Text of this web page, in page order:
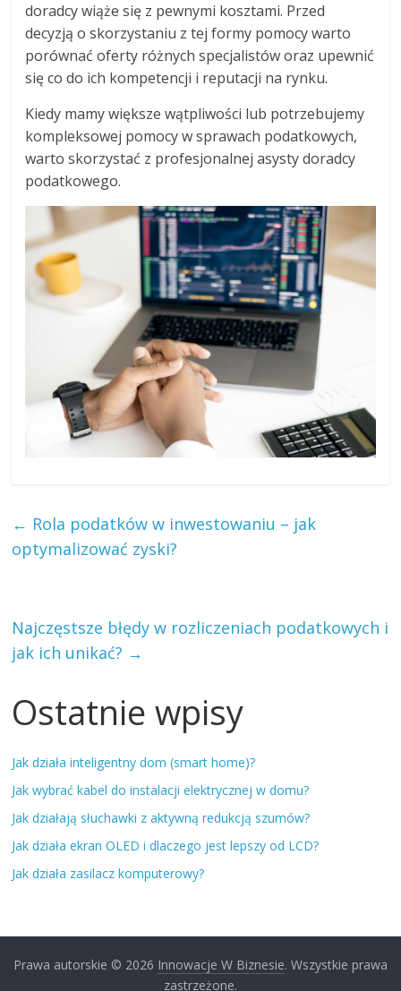
doradcy wiąże się z pewnymi kosztami. Przed
decyzją o skorzystaniu z tej formy pomocy warto
porównać oferty różnych specjalistów oraz upewnić
się co do ich kompetencji i reputacji na rynku.
Kiedy mamy większe wątpliwości lub potrzebujemy
kompleksowej pomocy w sprawach podatkowych,
warto skorzystać z profesjonalnej asysty doradcy
podatkowego.
← Rola podatków w inwestowaniu – jak
optymalizować zyski?
Najczęstsze błędy w rozliczeniach podatkowych i
jak ich unikać? →
Ostatnie wpisy
Jak działa inteligentny dom (smart home)?
Jak wybrać kabel do instalacji elektrycznej w domu?
Jak działają słuchawki z aktywną redukcją szumów?
Jak działa ekran OLED i dlaczego jest lepszy od LCD?
Jak działa zasilacz komputerowy?
Prawa autorskie © 2026 Innowacje W Biznesie. Wszystkie prawa
zastrzeżone.